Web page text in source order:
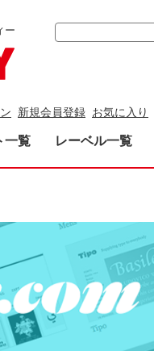
ー
新規会員登録 お気に入り
一覧 レーベル一覧